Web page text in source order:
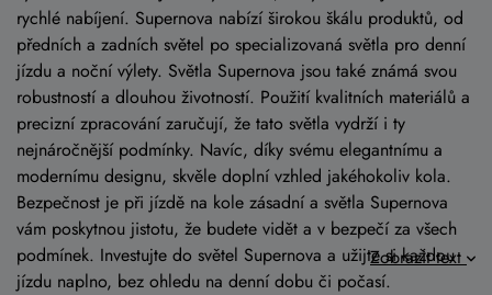
rychlé nabíjení. Supernova nabízí širokou škálu produktů, od
předních a zadních světel po specializovaná světla pro denní
jízdu a noční výlety. Světla Supernova jsou také známá svou
robustností a dlouhou životností. Použití kvalitních materiálů a
precizní zpracování zaručují, že tato světla vydrží i ty
nejnáročnější podmínky. Navíc, díky svému elegantnímu a
modernímu designu, skvěle doplní vzhled jakéhokoliv kola.
Bezpečnost je při jízdě na kole zásadní a světla Supernova
vám poskytnou jistotu, že budete vidět a v bezpečí za všech
podmínek. Investujte do světel Supernova a užijte si každou
jízdu naplno, bez ohledu na denní dobu či počasí.
Zobrazit text